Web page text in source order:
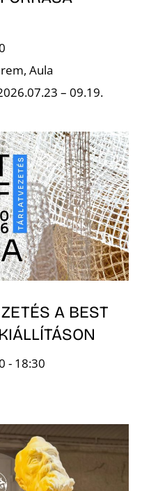
Aula
– 09.19.
A BEST
- 18:30